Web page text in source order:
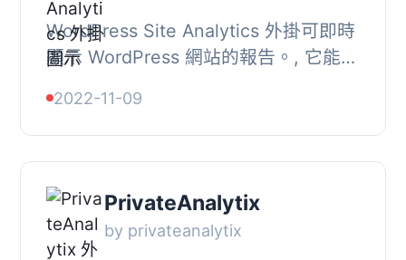
WordPress Site Analytics 外掛可即時
顯示 WordPress 網站的報告。, 它能監
版外掛功能, , 簡化和易於使用的界
面。, 用戶...
2022-11-09
PrivateAnalytix
by privateanalytix